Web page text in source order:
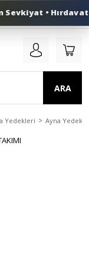
0 (553) 324 41 50
ARA
Yedekleri Ayna Yedek
• Hırdavat